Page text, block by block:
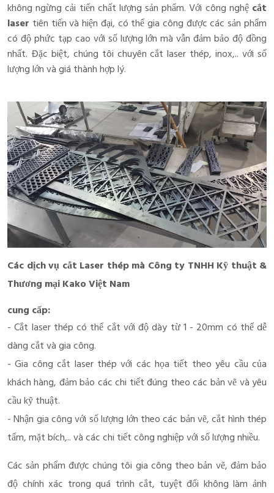
không ngừng cải tiến chất lượng sản phẩm. Với công nghệ cắt
laser tiên tiến và hiện đại, có thể gia công được các sản phẩm
có độ phức tạp cao với số lượng lớn mà vẫn đảm bảo độ đồng
nhất. Đặc biệt, chúng tôi chuyên cắt laser thép, inox,.. với số
lượng lớn và giá thành hợp lý.
Các dịch vụ cắt Laser thép mà Công ty TNHH Kỹ thuật &
Thương mại Kako Việt Nam
cung cấp:
- Cắt laser thép có thể cắt với độ dày từ 1 - 20mm có thể dễ
dàng cắt và gia công.
- Gia công cắt laser thép với các họa tiết theo yêu cầu của
khách hàng, đảm bảo các chi tiết đúng theo các bản vẽ và yêu
cầu kỹ thuật.
- Nhận gia công với số lượng lớn theo các bản vẽ, cắt hình thép
tấm, mặt bích,.. và các chi tiết công nghiệp với số lượng nhiều.
Các sản phẩm được chúng tôi gia công theo bản vẽ, đảm bảo
độ chính xác trong quá trình cắt, tuyệt đối không làm ảnh